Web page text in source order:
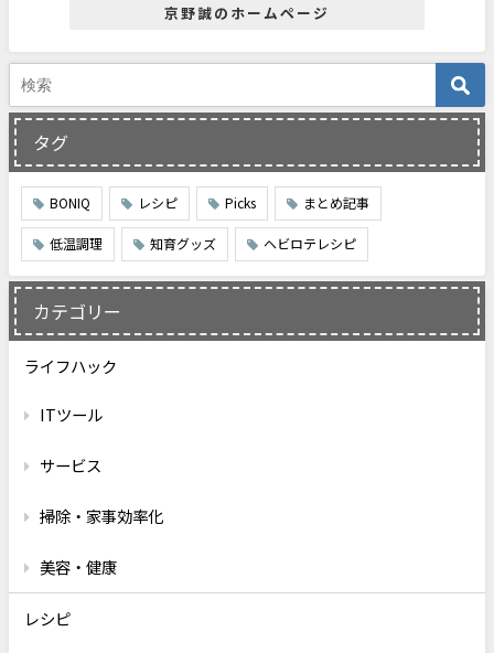
京野誠のホームページ
タグ
BONIQ レシピ Picks まとめ記事
低温調理 知育グッズ ヘビロテレシピ
カテゴリー
ライフハック
ITツール
サービス
掃除・家事効率化
美容・健康
レシピ